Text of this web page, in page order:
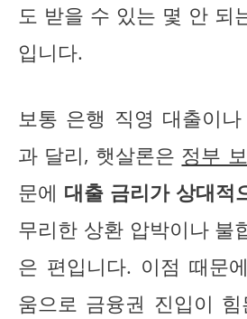
도 받을 수 있는 몇 안 되
입니다.
보통 은행 직영 대출이
과 달리, 햇살론은 정부
문에 대출 금리가 상대적
무리한 상환 압박이나 불
은 편입니다. 이점 때문
움으로 금융권 진입이